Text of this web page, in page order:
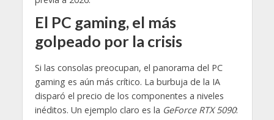
El PC gaming, el más
golpeado por la crisis
Si las consolas preocupan, el panorama del PC
gaming es aún más crítico. La burbuja de la IA
disparó el precio de los componentes a niveles
inéditos. Un ejemplo claro es la GeForce RTX 5090: